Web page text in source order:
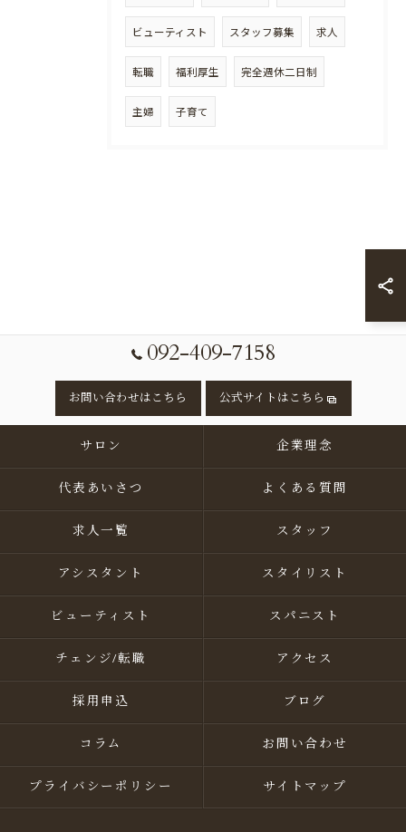
ビューティスト スタッフ募集 求人
転職 福利厚生 完全週休二日制
主婦 子育て
092-409-7158
お問い合わせはこちら 公式サイトはこちら
サロン 企業理念
代表あいさつ よくある質問
求人一覧 スタッフ
アシスタント スタイリスト
ビューティスト スパニスト
チェンジ/転職 アクセス
採用申込 ブログ
コラム お問い合わせ
プライバシーポリシー サイトマップ